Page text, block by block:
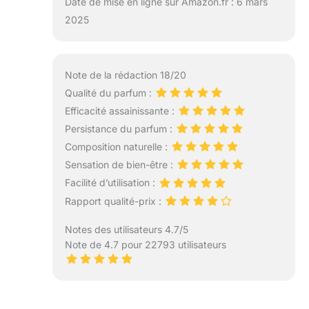
2025
Note de la rédaction 18/20
Qualité du parfum :
Efficacité assainissante :
Persistance du parfum :
Composition naturelle :
Sensation de bien-être :
Facilité d’utilisation :
Rapport qualité-prix :
Notes des utilisateurs 4.7/5
Note de 4.7 pour 22793 utilisateurs